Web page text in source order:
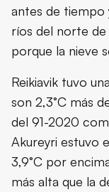
antes de tiempo
ríos del norte de
porque la nieve
Reikiavik tuvo
son 2,3°C más
del 91-2020
Akureyri estuvo
3,9°C por
más alta que la